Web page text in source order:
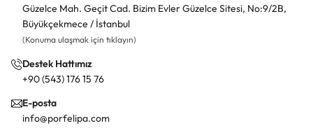
Güzelce Mah. Geçit Cad. Bizim Evler Güzelce Sitesi, No:9/2B,
Büyükçekmece / İstanbul
(Konuma ulaşmak için tıklayın)
Destek Hattımız
+90 (543) 176 15 76
E-posta
info@porfelipa.com